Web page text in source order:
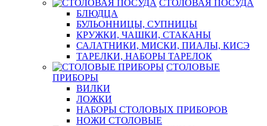
СТОЛОВАЯ ПОСУДА
БЛЮДЦА
БУЛЬОННИЦЫ, СУПНИЦЫ
КРУЖКИ, ЧАШКИ, СТАКАНЫ
САЛАТНИКИ, МИСКИ, ПИАЛЫ, КИСЭ
ТАРЕЛКИ, НАБОРЫ ТАРЕЛОК
СТОЛОВЫЕ
ПРИБОРЫ
ВИЛКИ
ЛОЖКИ
НАБОРЫ СТОЛОВЫХ ПРИБОРОВ
НОЖИ СТОЛОВЫЕ